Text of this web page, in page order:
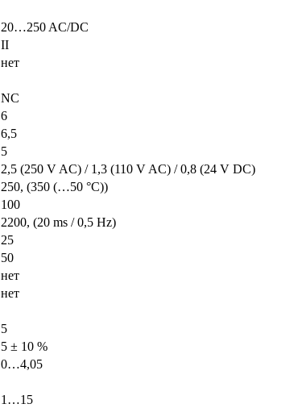
20…250 AC/DC
II
нет
NC
6
6,5
5
2,5 (250 V AC) / 1,3 (110 V AC) / 0,8 (24 V DC)
250, (350 (…50 °C))
100
2200, (20 ms / 0,5 Hz)
25
50
нет
нет
5
5 ± 10 %
0…4,05
1…15